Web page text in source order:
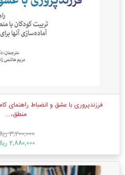
فرزندپروری با عشق و انضباط راهنمای
منطق،...
3,200,000 ریال
2,880,000 ریال